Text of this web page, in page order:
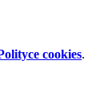
cookies.